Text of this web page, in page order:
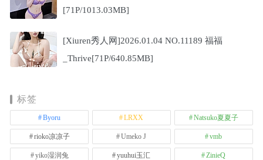
[71P/1013.03MB]
[Xiuren秀人网]2026.01.04 NO.11189 福福
_Thrive[71P/640.85MB]
标签
Byoru LRXX Natsuko夏夏子
rioko凉凉子 Umeko J vmb
yiko湿润兔 yuuhui玉汇 ZinieQ